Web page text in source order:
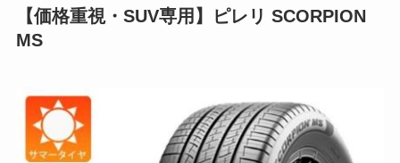
【価格重視・SUV専用】ピレリ SCORPION
MS